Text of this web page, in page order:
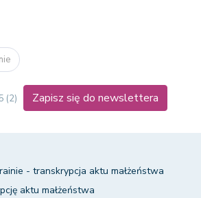
(2) Zapisz się do newslettera
- transkrypcja aktu małżeństwa
aktu małżeństwa